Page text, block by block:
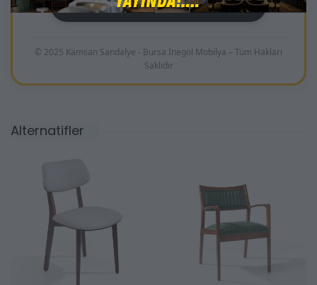
Ürünü Katalogda Hemen İncele
© 2025 Kamsan Sandalye - Bursa İnegöl Mobilya – Tüm Hakları
Saklıdır
Alternatifler